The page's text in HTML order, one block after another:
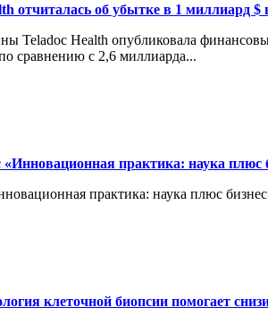
отчиталась об убытке в 1 миллиард $
Teladoc Health опубликовала
сравнению с 2,6 миллиарда...
практика: наука плюс
практика: наука плюс
клеточной биопсии помогает